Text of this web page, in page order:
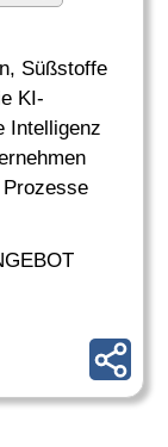
Süßstoffe
KI-
Intelligenz